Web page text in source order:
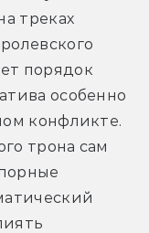
треках
порядок
особенно
конфликте.
трона сам